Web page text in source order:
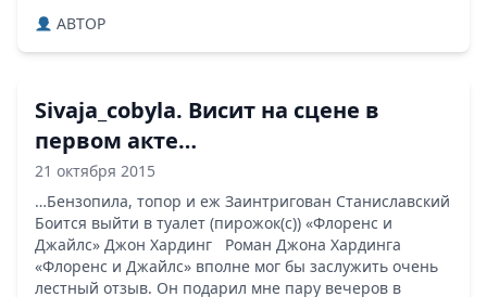
ABTOP
Sivaja_cobyla. Висит на сцене в
первом акте…
21 октября 2015
…Бензопила, топор и еж Заинтригован Станиславский
Боится выйти в туалет (пирожок(с)) «Флоренс и
Джайлс» Джон Хардинг Роман Джона Хардинга
«Флоренс и Джайлс» вполне мог бы заслужить очень
лестный отзыв. Он подарил мне пару вечеров в